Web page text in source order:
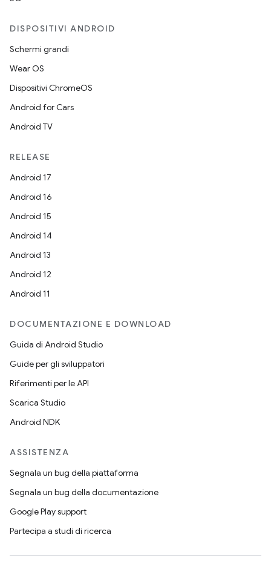
DISPOSITIVI ANDROID
Schermi grandi
Wear OS
Dispositivi ChromeOS
Android for Cars
Android TV
RELEASE
Android 17
Android 16
Android 15
Android 14
Android 13
Android 12
Android 11
DOCUMENTAZIONE E DOWNLOAD
Guida di Android Studio
Guide per gli sviluppatori
Riferimenti per le API
Scarica Studio
Android NDK
ASSISTENZA
Segnala un bug della piattaforma
Segnala un bug della documentazione
Google Play support
Partecipa a studi di ricerca